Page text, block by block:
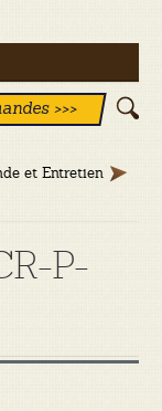
>>>
et Entretien
P-